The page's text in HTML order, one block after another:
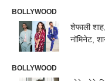
BOLLYWOOD
शेफाली
नॉमिनेट,
BOLLYWOOD